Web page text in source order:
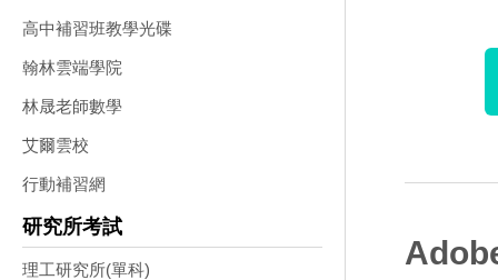
高中補習班教學光碟
翰林雲端學院
林晟老師數學
艾爾雲校
行動補習網
研究所考試
理工研究所(單科)